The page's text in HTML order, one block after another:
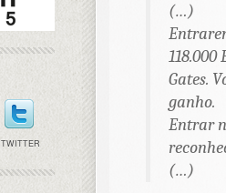
(…)
Gates.
ganho.
Entrar
(…)
TWITTER